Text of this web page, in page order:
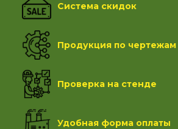
Система скидок
Продукция по чертежам
Проверка на стенде
Удобная форма оплаты